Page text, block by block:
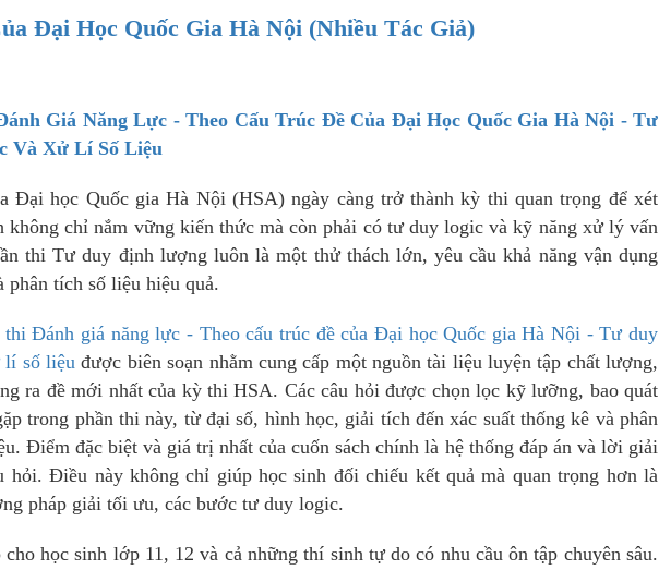
Đại Học Quốc Gia Hà Nội (Nhiều Tác Giả)
Giá Năng Lực - Theo Cấu Trúc Đề Của Đại Học Quốc Gia Hà Nội - Tư
Và Xử Lí Số Liệu
Đại học Quốc gia Hà Nội (HSA) ngày càng trở thành kỳ thi quan trọng để xét
không chỉ nắm vững kiến thức mà còn phải có tư duy logic và kỹ năng xử lý vấn
thi Tư duy định lượng luôn là một thử thách lớn, yêu cầu khả năng vận dụng
phân tích số liệu hiệu quả.
thi Đánh giá năng lực - Theo cấu trúc đề của Đại học Quốc gia Hà Nội - Tư duy
lí số liệu được biên soạn nhằm cung cấp một nguồn tài liệu luyện tập chất lượng,
ra đề mới nhất của kỳ thi HSA. Các câu hỏi được chọn lọc kỹ lưỡng, bao quát
trong phần thi này, từ đại số, hình học, giải tích đến xác suất thống kê và phân
Điểm đặc biệt và giá trị nhất của cuốn sách chính là hệ thống đáp án và lời giải
hỏi. Điều này không chỉ giúp học sinh đối chiếu kết quả mà quan trọng hơn là
pháp giải tối ưu, các bước tư duy logic.
học sinh lớp 11, 12 và cả những thí sinh tự do có nhu cầu ôn tập chuyên sâu.